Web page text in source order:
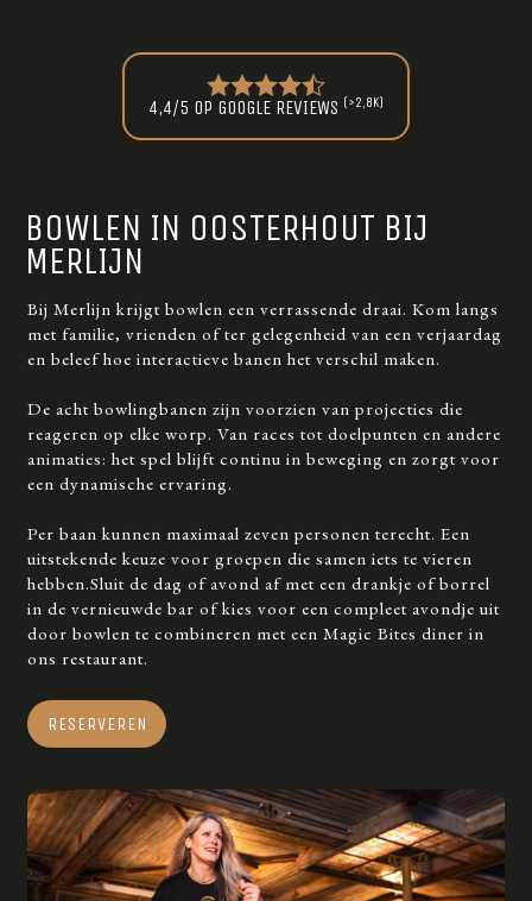
4,4/5 OP GOOGLE REVIEWS (>2,8K)
BOWLEN IN OOSTERHOUT BIJ
MERLIJN
Bij Merlijn krijgt bowlen een verrassende draai. Kom langs
met familie, vrienden of ter gelegenheid van een verjaardag
en beleef hoe interactieve banen het verschil maken.
De acht bowlingbanen zijn voorzien van projecties die
reageren op elke worp. Van races tot doelpunten en andere
animaties: het spel blijft continu in beweging en zorgt voor
een dynamische ervaring.
Per baan kunnen maximaal zeven personen terecht. Een
uitstekende keuze voor groepen die samen iets te vieren
hebben.Sluit de dag of avond af met een drankje of borrel
in de vernieuwde bar of kies voor een compleet avondje uit
door bowlen te combineren met een Magic Bites diner in
ons restaurant.
RESERVEREN